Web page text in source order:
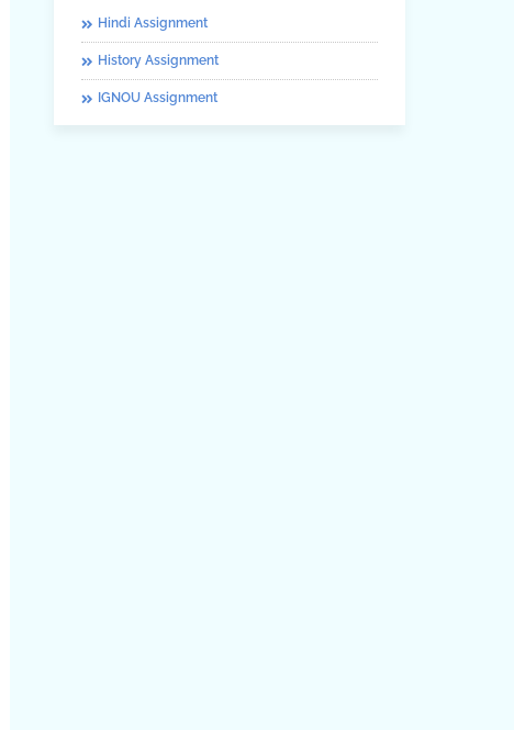
Hindi Assignment
History Assignment
IGNOU Assignment